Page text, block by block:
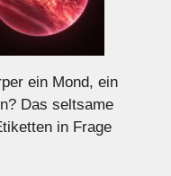
ein Mond, ein
Das seltsame
in Frage